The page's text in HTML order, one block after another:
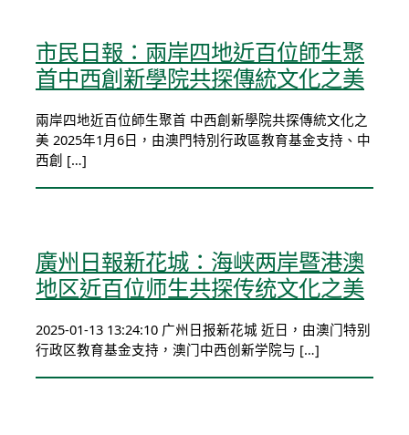
市民日報：兩岸四地近百位師生聚
首中西創新學院共探傳統文化之美
兩岸四地近百位師生聚首 中西創新學院共探傳統文化之
美 2025年1月6日，由澳門特別行政區教育基金支持、中
西創 […]
廣州日報新花城：海峡两岸暨港澳
地区近百位师生共探传统文化之美
2025-01-13 13:24:10 广州日报新花城 近日，由澳门特别
行政区教育基金支持，澳门中西创新学院与 […]